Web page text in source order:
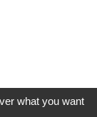
what you want